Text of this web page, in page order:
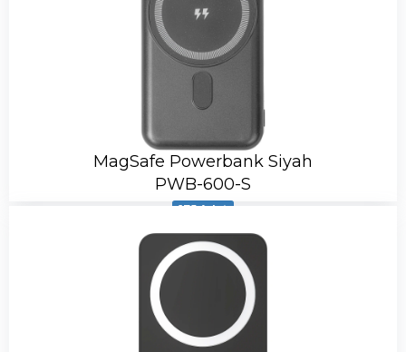
MagSafe Powerbank Siyah
PWB-600-S
175 Adet